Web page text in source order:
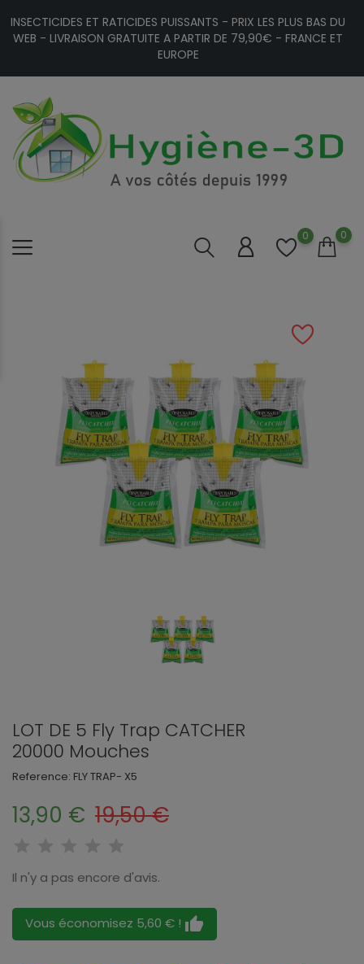
INSECTICIDES ET RATICIDES PUISSANTS - PRIX LES PLUS BAS DU
WEB - LIVRAISON GRATUITE A PARTIR DE 79,90€ - FRANCE ET
EUROPE
0 0
LOT DE 5 Fly Trap CATCHER
20000 Mouches
Reference: FLY TRAP- X5
13,90 € 19,50 €
Il n'y a pas encore d'avis.
Vous économisez 5,60 € ! thumb_up